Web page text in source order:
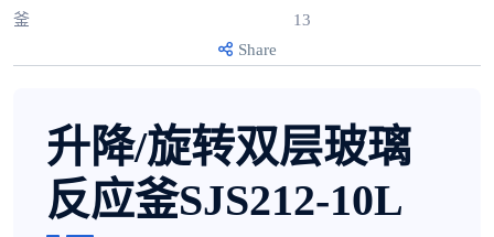
釜
13
Share
升降/旋转双层玻璃
反应釜SJS212-10L